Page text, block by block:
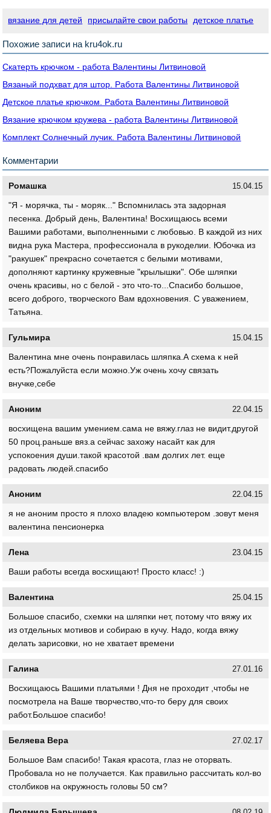
вязание для детей присылайте свои работы детское платье
Похожие записи на kru4ok.ru
Скатерть крючком - работа Валентины Литвиновой
Вязаный подхват для штор. Работа Валентины Литвиновой
Детское платье крючком. Работа Валентины Литвиновой
Вязание крючком кружева - работа Валентины Литвиновой
Комплект Солнечный лучик. Работа Валентины Литвиновой
Комментарии
Ромашка 15.04.15
"Я - морячка, ты - моряк..." Вспомнилась эта задорная
песенка. Добрый день, Валентина! Восхищаюсь всеми
Вашими работами, выполненными с любовью. В каждой из них
видна рука Мастера, профессионала в рукоделии. Юбочка из
"ракушек" прекрасно сочетается с белыми мотивами,
дополняют картинку кружевные "крылышки". Обе шляпки
очень красивы, но с белой - это что-то...Спасибо большое,
всего доброго, творческого Вам вдохновения. С уважением,
Татьяна.
Гульмира 15.04.15
Валентина мне очень понравилась шляпка.А схема к ней
есть?Пожалуйста если можно.Уж очень хочу связать
внучке,себе
Аноним 22.04.15
восхищена вашим умением.сама не вяжу.глаз не видит.другой
50 проц.раньше вяз.а сейчас захожу насайт как для
успокоения души.такой красотой .вам долгих лет. еще
радовать людей.спасибо
Аноним 22.04.15
я не аноним просто я плохо владею компьютером .зовут меня
валентина пенсионерка
Лена 23.04.15
Ваши работы всегда восхищают! Просто класс! :)
Валентина 25.04.15
Большое спасибо, схемки на шляпки нет, потому что вяжу их
из отдельных мотивов и собираю в кучу. Надо, когда вяжу
делать зарисовки, но не хватает времени
Галина 27.01.16
Восхищаюсь Вашими платьями ! Дня не проходит ,чтобы не
посмотрела на Ваше творчество,что-то беру для своих
работ.Большое спасибо!
Беляева Вера 27.02.17
Большое Вам спасибо! Такая красота, глаз не оторвать.
Пробовала но не получается. Как правильно рассчитать кол-во
столбиков на окружность головы 50 см?